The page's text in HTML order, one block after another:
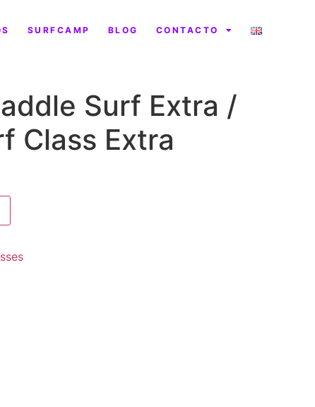
SURFCAMP BLOG CONTACTO
Surf Extra /
Class Extra